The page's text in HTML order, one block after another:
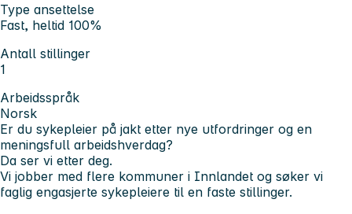
Type ansettelse
Fast, heltid 100%
Antall stillinger
1
Arbeidsspråk
Norsk
Er du sykepleier på jakt etter nye utfordringer og en
meningsfull arbeidshverdag?
Da ser vi etter deg.
Vi jobber med flere kommuner i Innlandet og søker vi
faglig engasjerte sykepleiere til en faste stillinger.